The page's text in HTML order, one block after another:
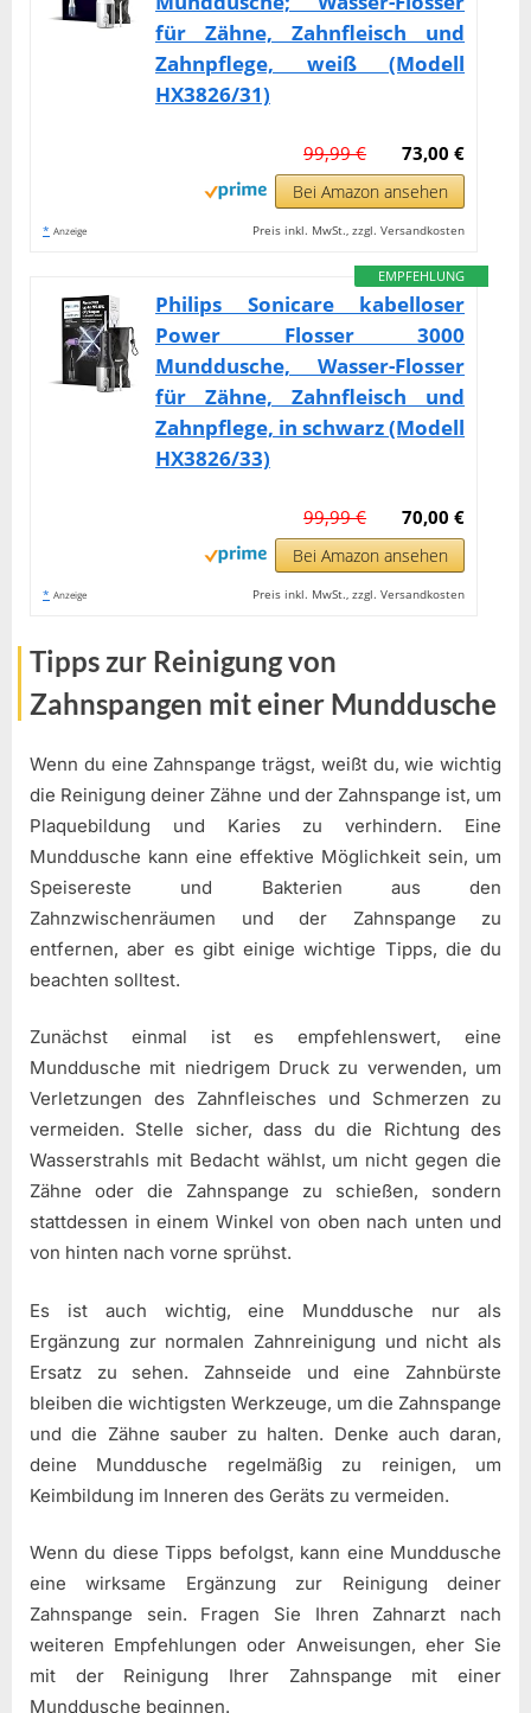
für Zähne, Zahnfleisch und
Zahnpflege, weiß (Modell
HX3826/31)
73,00 €
99,99 €
Bei Amazon ansehen
* Anzeige Preis inkl. MwSt., zzgl. Versandkosten
EMPFEHLUNG
Philips Sonicare kabelloser
Power Flosser 3000
Munddusche, Wasser-Flosser
für Zähne, Zahnfleisch und
Zahnpflege, in schwarz (Modell
HX3826/33)
70,00 €
99,99 €
Bei Amazon ansehen
* Anzeige Preis inkl. MwSt., zzgl. Versandkosten
Tipps zur Reinigung von
Zahnspangen mit einer Munddusche
Wenn du eine Zahnspange trägst, weißt du, wie wichtig
die Reinigung deiner Zähne und der Zahnspange ist, um
Plaquebildung und Karies zu verhindern. Eine
Munddusche kann eine effektive Möglichkeit sein, um
Speisereste und Bakterien aus den
Zahnzwischenräumen und der Zahnspange zu
entfernen, aber es gibt einige wichtige Tipps, die du
beachten solltest.
Zunächst einmal ist es empfehlenswert, eine
Munddusche mit niedrigem Druck zu verwenden, um
Verletzungen des Zahnfleisches und Schmerzen zu
vermeiden. Stelle sicher, dass du die Richtung des
Wasserstrahls mit Bedacht wählst, um nicht gegen die
Zähne oder die Zahnspange zu schießen, sondern
stattdessen in einem Winkel von oben nach unten und
von hinten nach vorne sprühst.
Es ist auch wichtig, eine Munddusche nur als
Ergänzung zur normalen Zahnreinigung und nicht als
Ersatz zu sehen. Zahnseide und eine Zahnbürste
bleiben die wichtigsten Werkzeuge, um die Zahnspange
und die Zähne sauber zu halten. Denke auch daran,
deine Munddusche regelmäßig zu reinigen, um
Keimbildung im Inneren des Geräts zu vermeiden.
Wenn du diese Tipps befolgst, kann eine Munddusche
eine wirksame Ergänzung zur Reinigung deiner
Zahnspange sein. Fragen Sie Ihren Zahnarzt nach
weiteren Empfehlungen oder Anweisungen, eher Sie
mit der Reinigung Ihrer Zahnspange mit einer
Munddusche beginnen.